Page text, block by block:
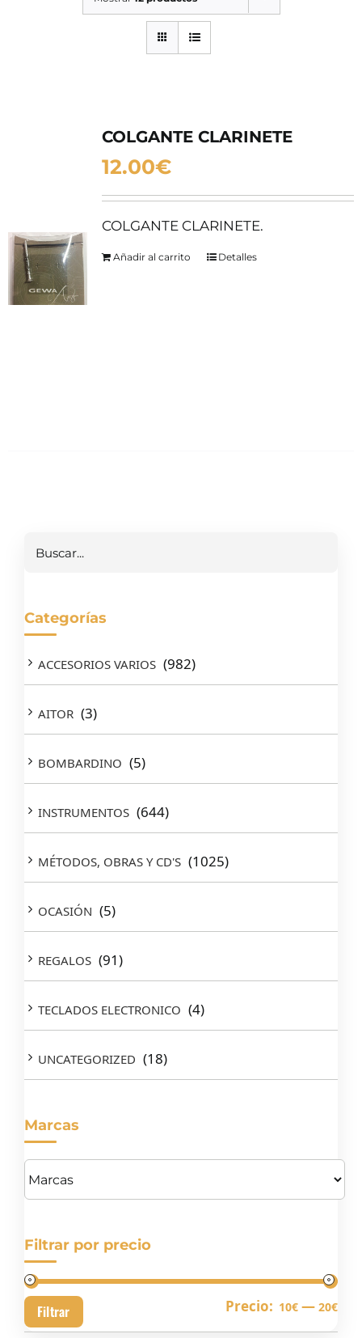
SERVICIOS TALLER
COLGANTE CLARINETE
12.00€
COLGANTE CLARINETE.
Añadir al carrito Detalles
Categorías
ACCESORIOS VARIOS (982)
AITOR (3)
BOMBARDINO (5)
INSTRUMENTOS (644)
MÉTODOS, OBRAS Y CD'S (1025)
OCASIÓN (5)
REGALOS (91)
TECLADOS ELECTRONICO (4)
UNCATEGORIZED (18)
Marcas
Filtrar por precio
Filtrar Precio: 10€ — 20€